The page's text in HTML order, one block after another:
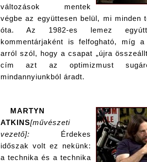
változások mentek
végbe az együttesen belül, mi minden
óta. Az 1982-es lemez
kommentárjaként is felfogható, míg
arról szól, hogy a csapat „újra
cím azt az optimizmust
mindannyiunkból áradt.
MARTYN
ATKINS[művészeti
vezető]: Érdekes
időszak volt ez nekünk:
a technika és a technika